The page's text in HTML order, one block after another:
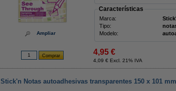
Ampliar
Características
Marca:
Tipo:
Modelo:
4,95 €
4,09 € Excl. 21% IVA
Stick'n Notas autoadhesivas transparentes 150 x 101